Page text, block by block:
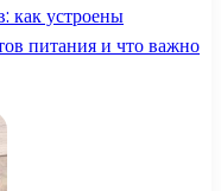
как устроены
питания и что важно